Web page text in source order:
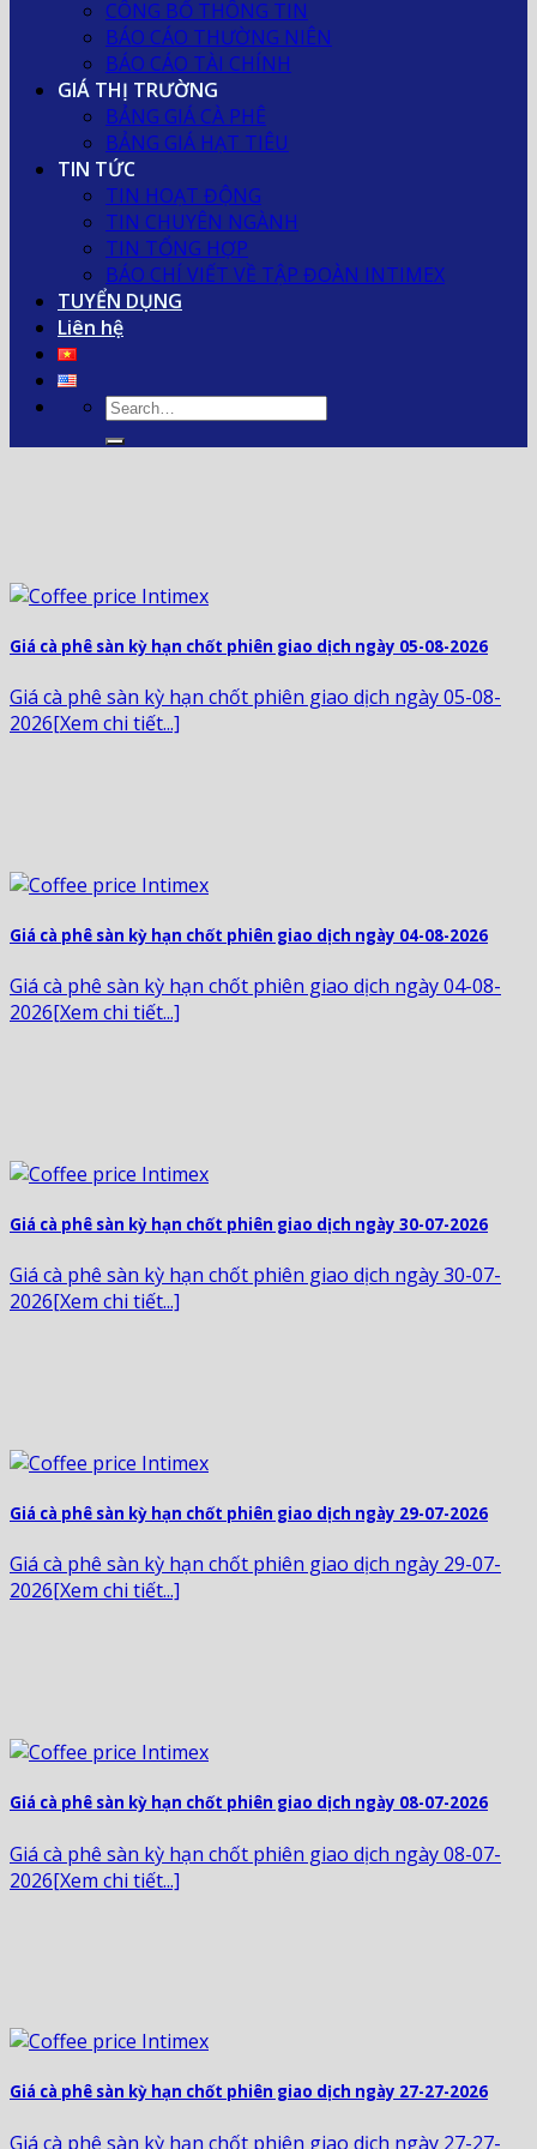
CÔNG BỐ THÔNG TIN
BÁO CÁO THƯỜNG NIÊN
BÁO CÁO TÀI CHÍNH
GIÁ THỊ TRƯỜNG
BẢNG GIÁ CÀ PHÊ
BẢNG GIÁ HẠT TIÊU
TIN TỨC
TIN HOẠT ĐỘNG
TIN CHUYÊN NGÀNH
TIN TỔNG HỢP
BÁO CHÍ VIẾT VỀ TẬP ĐOÀN INTIMEX
TUYỂN DỤNG
Liên hệ
Giá cà phê sàn kỳ hạn chốt phiên giao dịch ngày 05-08-2026
Giá cà phê sàn kỳ hạn chốt phiên giao dịch ngày 05-08-
2026[Xem chi tiết...]
Giá cà phê sàn kỳ hạn chốt phiên giao dịch ngày 04-08-2026
Giá cà phê sàn kỳ hạn chốt phiên giao dịch ngày 04-08-
2026[Xem chi tiết...]
Giá cà phê sàn kỳ hạn chốt phiên giao dịch ngày 30-07-2026
Giá cà phê sàn kỳ hạn chốt phiên giao dịch ngày 30-07-
2026[Xem chi tiết...]
Giá cà phê sàn kỳ hạn chốt phiên giao dịch ngày 29-07-2026
Giá cà phê sàn kỳ hạn chốt phiên giao dịch ngày 29-07-
2026[Xem chi tiết...]
Giá cà phê sàn kỳ hạn chốt phiên giao dịch ngày 08-07-2026
Giá cà phê sàn kỳ hạn chốt phiên giao dịch ngày 08-07-
2026[Xem chi tiết...]
Giá cà phê sàn kỳ hạn chốt phiên giao dịch ngày 27-27-2026
Giá cà phê sàn kỳ hạn chốt phiên giao dịch ngày 27-27-